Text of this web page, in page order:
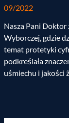
09/2022
Nasza Pani Doktor
Wyborczej, gdzie
temat protetyki
podkreślała
uśmiechu i jakości